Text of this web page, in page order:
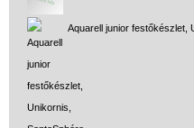
Aquarell junior festőkészlet,